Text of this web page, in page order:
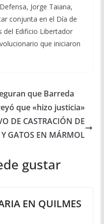
Jorge Taiana,
conjunta en el Día de
del Edificio Libertador
que iniciaron
que Barreda
que «hizo justicia»
DE CASTRACIÓN DE
Y GATOS EN MÁRMOL
gustar
EN QUILMES